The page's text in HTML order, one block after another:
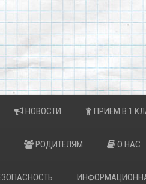
НОВОСТИ ПРИЕМ В 1
РОДИТЕЛЯМ О НАС